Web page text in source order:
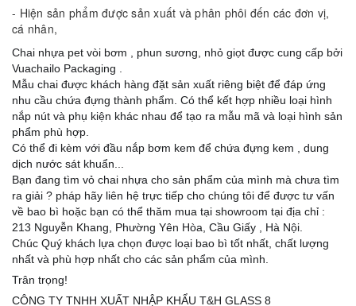
- Hiện sản phẩm được sản xuất và phân phôi đến các đơn vị,
cá nhân,
Chai nhựa pet vòi bơm , phun sương, nhỏ giọt được cung cấp bởi
Vuachailo Packaging .
Mẫu chai được khách hàng đặt sản xuất riêng biệt để đáp ứng
nhu cầu chứa đựng thành phẩm. Có thể kết hợp nhiều loại hình
nắp nút và phụ kiện khác nhau để tạo ra mẫu mã và loại hình sản
phẩm phù hợp.
Có thể đi kèm với đầu nắp bơm kem để chứa đựng kem , dung
dịch nước sát khuẩn...
Bạn đang tìm vỏ chai nhựa cho sản phẩm của mình mà chưa tìm
ra giải ? pháp hãy liên hệ trực tiếp cho chúng tôi để được tư vấn
về bao bì hoặc bạn có thể thăm mua tại showroom tại địa chỉ :
213 Nguyễn Khang, Phường Yên Hòa, Cầu Giấy , Hà Nội.
Chúc Quý khách lựa chọn được loại bao bì tốt nhất, chất lượng
nhất và phù hợp nhất cho các sản phẩm của mình.
Trân trọng!
CÔNG TY TNHH XUẤT NHẬP KHẨU T&H GLASS 8